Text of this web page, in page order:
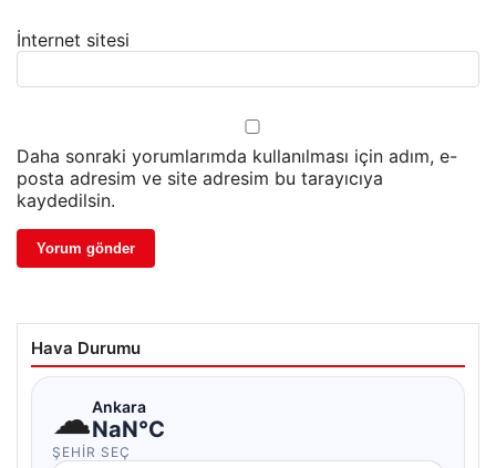
İnternet sitesi
Daha sonraki yorumlarımda kullanılması için adım, e-
posta adresim ve site adresim bu tarayıcıya
kaydedilsin.
Hava Durumu
☁Ankara
NaN°C
ŞEHIR SEÇ